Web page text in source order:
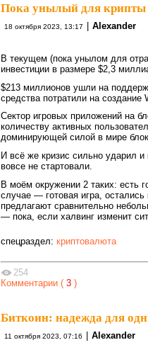
Пока унылый для крипты
18 октября 2023, 13:17 | Alexander
В текущем (пока унылом для
инвестиции в размере $2,3
$213 миллионов ушли на
средства потратили на создание
Сектор игровых приложений на
количеству активных
доминирующей силой в мире
И всё же кризис сильно ударил и
вовсе не стартовали.
В моём окружении 2 таких: есть
случае — готовая игра,
предлагают сравнительно
— пока, если халвинг изменит
спецраздел: криптовалюта
254
Комментарии ( 3 )
Биткоин: надежда для
11 октября 2023, 07:16 Alexander